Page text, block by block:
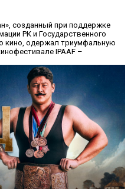
созданный при поддержке
РК и Государственного
кино, одержал триумфальную
IPAAF –